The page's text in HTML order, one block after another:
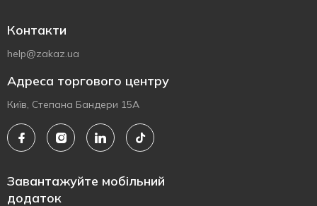
Контакти
help@zakaz.ua
Адреса торгового центру
Київ, Степана Бандери 15А
Завантажуйте мобільний
додаток